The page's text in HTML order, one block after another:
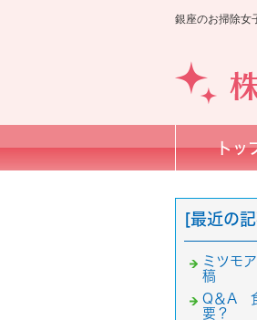
銀座のお掃除女
トッ
[最近の
ミツモ
稿
Q＆A
要？